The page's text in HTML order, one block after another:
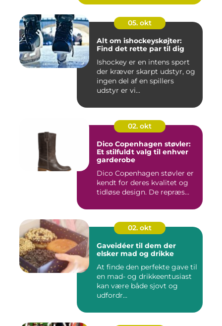
05. okt
Alt om ishockeyskøjter:
Find det rette par til dig
Ishockey er en intens sport
der kræver skarpt udstyr, og
ingen del af en spillers
udstyr er vi...
02. okt
Dico Copenhagen støvler:
Et stilfuldt valg til enhver
garderobe
Dico Copenhagen støvler er
kendt for deres kvalitet og
tidløse design. De repræs...
02. okt
Gaveidéer til dem der
elsker mad og drikke
At finde den perfekte gave til
en mad- og drikkeentusiast
kan være både sjovt og
udfordr...